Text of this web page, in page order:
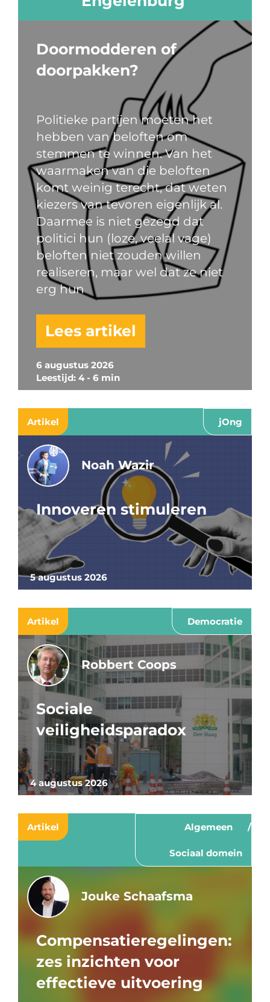
6 augustus 2026
Leestijd: 4 - 6 min
Doormodderen of
doorpakken?
Politieke partijen moeten het
hebben van beloften om
stemmen te winnen. Van het
waarmaken van die beloften
komt weinig terecht, dat weten
kiezers van tevoren eigenlijk al.
Daarmee is niet gezegd dat
politici hun (loze, veelal vage)
beloften niet zouden willen
realiseren, maar wel dat ze niet
erg hun
Lees artikel
Artikel jOng
5 augustus 2026
Noah Wazir
Innoveren stimuleren
Artikel Democratie
4 augustus 2026
Robbert Coops
Sociale
veiligheidsparadox
Artikel Algemeen
Sociaal domein
Jouke Schaafsma
Compensatieregelingen:
zes inzichten voor
effectieve uitvoering